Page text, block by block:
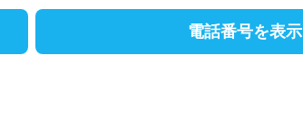
電話番号を表示